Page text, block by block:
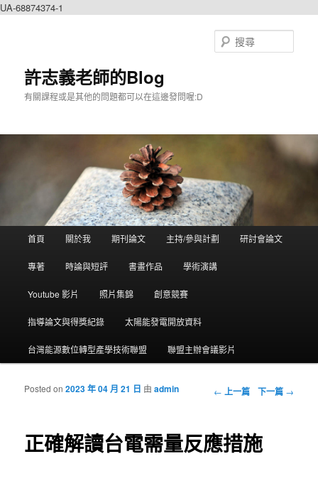
UA-68874374-1
許志義老師的Blog
有關課程或是其他的問題都可以在這邊發問喔:D
尋
跳到主內容
跳到第二內容
首頁 關於我 期刊論文 主持/參與計劃 研討會論文
專著 時論與短評 書畫作品 學術演講
Youtube 影片 照片集錦 創意競賽
指導論文與得獎紀錄 太陽能發電開放資料
台灣能源數位轉型產學技術聯盟 聯盟主辦會議影片
瀏覽文章
← 上一篇 下一篇 →
正確解讀台電需量反應措施
Posted on2023 年 04 月 21 日 由admin